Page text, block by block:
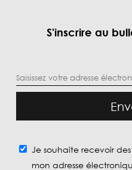
S'inscrire au
Je souhaite recevoir
mon adresse